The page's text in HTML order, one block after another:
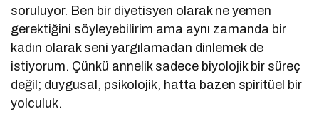
soruluyor. Ben bir diyetisyen olarak ne yemen
gerektiğini söyleyebilirim ama aynı zamanda bir
kadın olarak seni yargılamadan dinlemek de
istiyorum. Çünkü annelik sadece biyolojik bir süreç
değil; duygusal, psikolojik, hatta bazen spiritüel bir
yolculuk.